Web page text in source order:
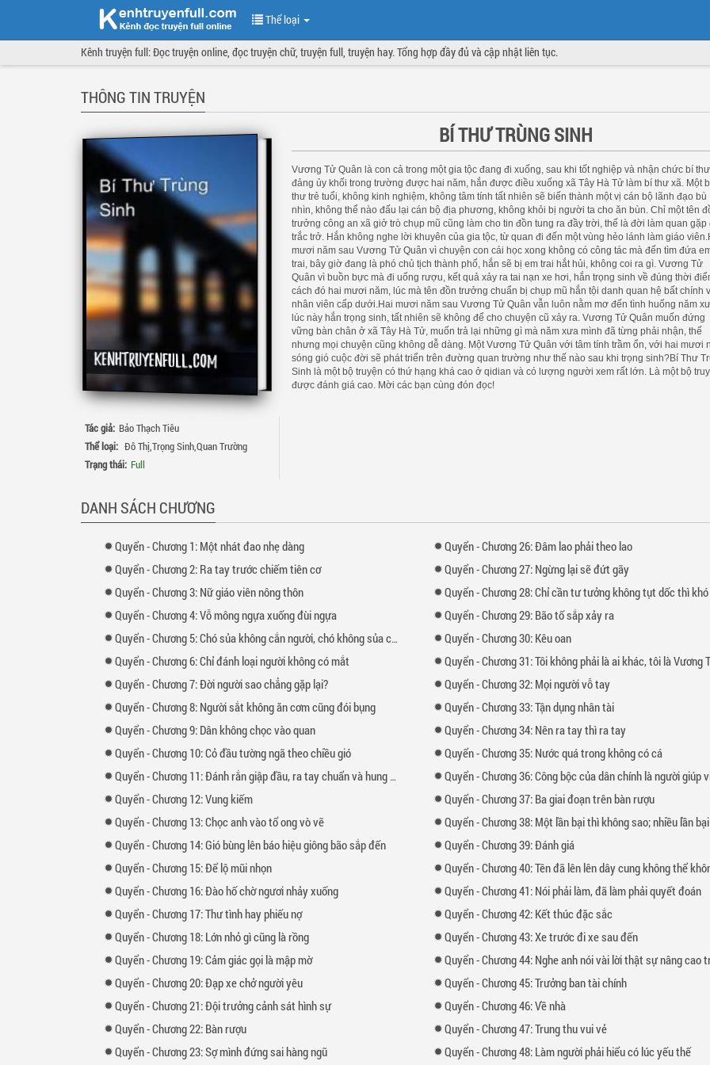
Thể loại
Kênh truyện full: Đọc truyện online, đọc truyện chữ, truyện full, truyện hay. Tổng hợp đầy đủ và cập nhật liên tục.
THÔNG TIN TRUYỆN
BÍ THƯ TRÙNG SINH
Tác giả: Bảo Thạch Tiêu
Thể loại: Đô Thị,Trọng Sinh,Quan Trường
Trạng thái: Full
Vương Tử Quân là con cả trong một gia tộc đang đi xuống, sau khi tốt nghiệp và nhận chức bí thư
đảng ủy khối trong trường được hai năm, hắn được điều xuống xã Tây Hà Tử làm bí thư xã. Một
thư trẻ tuổi, không kinh nghiệm, không tâm tính tất nhiên sẽ biến thành một vị cán bộ lãnh đạo bù
nhìn, không thể nào đấu lại cán bộ địa phương, không khỏi bị người ta cho ăn bùn. Chỉ một tên
trưởng công an xã giở trò chụp mũ cũng làm cho tin đồn tung ra đầy trời, thế là đời làm quan gặp
trắc trở. Hắn không nghe lời khuyên của gia tộc, từ quan đi đến một vùng hẻo lánh làm giáo
mươi năm sau Vương Tử Quân vì chuyện con cái học xong không có công tác mà đến tìm đứa
trai, bây giờ đang là phó chủ tịch thành phố, hắn sẽ bị em trai hắt hủi, không coi ra gì. Vương Tử
Quân vì buồn bực mà đi uống rượu, kết quả xảy ra tai nạn xe hơi, hắn trọng sinh về đúng thời
cách đó hai mươi năm, lúc mà tên đồn trưởng chuẩn bị chụp mũ hắn tội danh quan hệ bất chính
nhân viên cấp dưới.Hai mươi năm sau Vương Tử Quân vẫn luôn nằm mơ đến tình huống năm
lúc này hắn trọng sinh, tất nhiên sẽ không để cho chuyện cũ xảy ra. Vương Tử Quân muốn đứng
vững bàn chân ở xã Tây Hà Tử, muốn trả lại những gì mà năm xưa mình đã từng phải nhận, thế
nhưng mọi chuyện cũng không dễ dàng. Một Vương Tử Quân với tâm tính trầm ổn, với hai mươi
sóng gió cuộc đời sẽ phát triển trên đường quan trường như thế nào sau khi trọng sinh?Bí Thư
Sinh là một bộ truyện có thứ hạng khá cao ở qidian và có lượng người xem rất lớn. Là một bộ
được đánh giá cao. Mời các bạn cùng đón đọc!
DANH SÁCH CHƯƠNG
Quyển-Chương 1: Một nhát đao nhẹ dàng
Quyển-Chương2: Ra tay trước chiếm tiên cơ
Quyển-Chương3: Nữ giáo viên nông thôn
Quyển-Chương4: Vỗ mông ngựa xuống đùi ngựa
Quyển-Chương 5: Chó sủa không cắn người, chó không sủa cắn người
Quyển-Chương6: Chỉ đánh loại người không có mắt
Quyển-Chương7: Đời người sao chẳng gặp lại?
Quyển-Chương8: Người sắt không ăn cơm cũng đói bụng
Quyển-Chương9: Dân không chọc vào quan
Quyển-Chương 10: Cỏ đầu tường ngã theo chiều gió
Quyển-Chương 11: Đánh rắn giập đầu, ra tay chuẩn và hung ác
Quyển-Chương 12: Vung kiếm
Quyển-Chương 13: Chọc anh vào tổ ong vò vẽ
Quyển-Chương 14: Gió bùng lên báo hiệu giông bão sắp đến
Quyển-Chương 15: Để lộ mũi nhọn
Quyển-Chương 16: Đào hố chờ ngươi nhảy xuống
Quyển-Chương 17: Thư tình hay phiếu nợ
Quyển-Chương 18: Lớn nhỏ gì cũng là rồng
Quyển-Chương 19: Cảm giác gọi là mập mờ
Quyển-Chương20: Đạp xe chở người yêu
Quyển-Chương21: Đội trưởng cảnh sát hình sự
Quyển-Chương22: Bàn rượu
Quyển-Chương23: Sợ mình đứng sai hàng ngũ
Quyển-Chương26: Đâm lao phải theo lao
Quyển-Chương27: Ngừng lại sẽ đứt gãy
Quyển-Chương28: Chỉ cần tư tưởng không tụt dốc thì khó khăn gì không vượt
Quyển-Chương29: Bão tố sắp xảy ra
Quyển-Chương30: Kêu oan
Quyển-Chương31: Tôi không phải là ai khác, tôi là Vương Tử
Quyển-Chương32: Mọi người vỗ tay
Quyển-Chương33: Tận dụng nhân tài
Quyển-Chương34: Nên ra tay thì ra tay
Quyển-Chương35: Nước quá trong không có cá
Quyển-Chương36: Công bộc của dân chính là người giúp việc đại
Quyển-Chương37: Ba giai đoạn trên bàn rượu
Quyển-Chương38: Một lần bại thì không sao; nhiều lần bại thì năng lực có
Quyển-Chương39: Đánh giá
Quyển-Chương40: Tên đã lên lên dây cung không thể không
Quyển-Chương41: Nói phải làm, đã làm phải quyết đoán
Quyển-Chương42: Kết thúc đặc sắc
Quyển-Chương43: Xe trước đi xe sau đến
Quyển-Chương44: Nghe anh nói vài lời thật sự nâng cao tri
Quyển-Chương45: Trưởng ban tài chính
Quyển-Chương46: Về nhà
Quyển-Chương47: Trung thu vui vẻ
Quyển-Chương48: Làm người phải hiểu có lúc yếu thế